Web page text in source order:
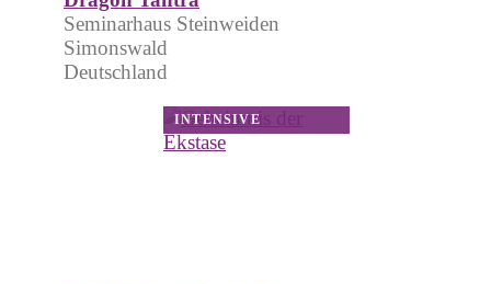
Seminarhaus Steinweiden
Simonswald
Deutschland